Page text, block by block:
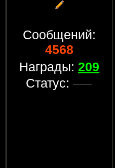
Сообщений:
4568
Награды:209
Статус: